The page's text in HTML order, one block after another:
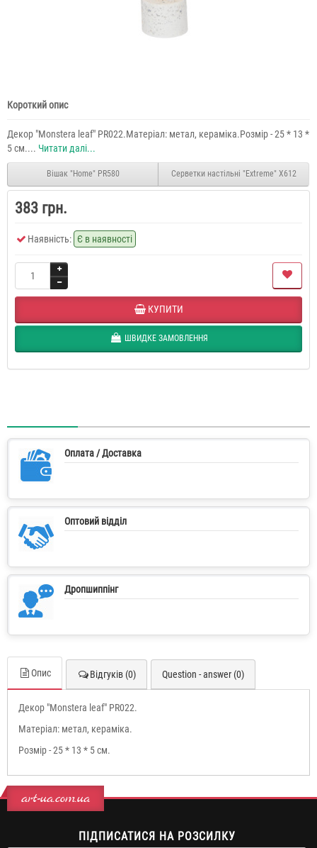
Короткий опис
Декор "Monstera leaf" PR022.Матеріал: метал, кераміка.Розмір - 25 * 13 *
5 см.... Читати далі...
Вішак "Home" PR580 Серветки настільні "Extreme" X612
383 грн.
Наявність: Є в наявності
КУПИТИ
ШВИДКЕ ЗАМОВЛЕННЯ
Оплата / Доставка
Оптовий відділ
Дропшиппінг
Опис Відгуків (0) Question - answer (0)
Декор "Monstera leaf" PR022.
Матеріал: метал, кераміка.
Розмір - 25 * 13 * 5 см.
art-ua.com.ua
ПІДПИСАТИСЯ НА РОЗСИЛКУ